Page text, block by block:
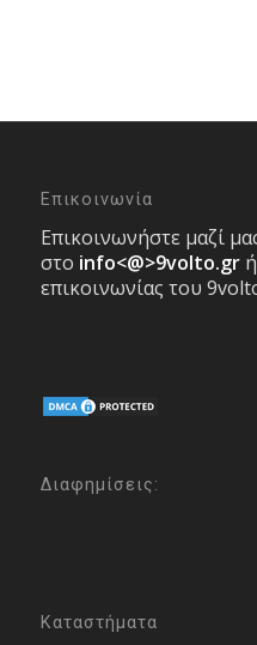
Επικοινωνία
Επικοινωνήστε μαζί
στο info<@>9volto.gr
επικοινωνίας του
Διαφημίσεις:
Καταστήματα